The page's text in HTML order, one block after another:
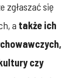
zgłaszać się
a także ich
czy